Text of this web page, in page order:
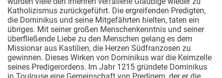
Katholizismus zurückgeführt. Die ergreifenden Predigten,
die Dominikus und seine Mitgefährten hielten, taten ein
übriges. Mit seiner großen Menschenkenntnis und seiner
überfließende Liebe zu den Menschen gelang es dem
Missionar aus Kastilien, die Herzen Südfranzosen zu
gewinnen. Dieses Wirken von Dominikus war die Keimzelle
seines Predigerordens. Im Jahr 1215 gründete Dominikus